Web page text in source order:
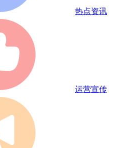
热点资讯
运营宣传